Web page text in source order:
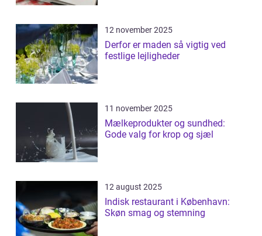
12 november 2025
Derfor er maden så vigtig ved
festlige lejligheder
11 november 2025
Mælkeprodukter og sundhed:
Gode valg for krop og sjæl
12 august 2025
Indisk restaurant i København:
Skøn smag og stemning